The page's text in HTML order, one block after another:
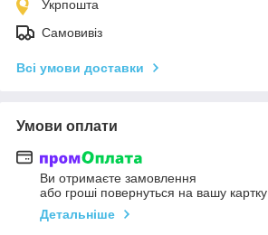
Укрпошта
Самовивіз
Всі умови доставки
Умови оплати
Ви отримаєте замовлення
або гроші повернуться на вашу картку
Детальніше